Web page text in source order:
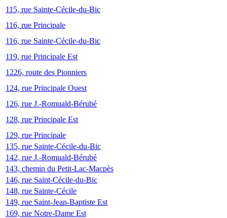
115, rue Sainte-Cécile-du-Bic
116, rue Principale
116, rue Sainte-Cécile-du-Bic
119, rue Principale Est
1226, route des Pionniers
124, rue Principale Ouest
126, rue J.-Romuald-Bérubé
128, rue Principale Est
129, rue Principale
135, rue Sainte-Cécile-du-Bic
142, rue J.-Romuald-Bérubé
143, chemin du Petit-Lac-Macpès
146, rue Saint-Cécile-du-Bic
148, rue Sainte-Cécile
149, rue Saint-Jean-Baptiste Est
169, rue Notre-Dame Est